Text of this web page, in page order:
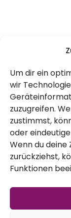
Um dir ein
wir
zuzugreifen.
zustimmst,
oder
Wenn du
zurückziehst,
Funktionen